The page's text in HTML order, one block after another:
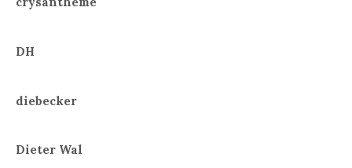
DH
diebecker
Dieter Wal